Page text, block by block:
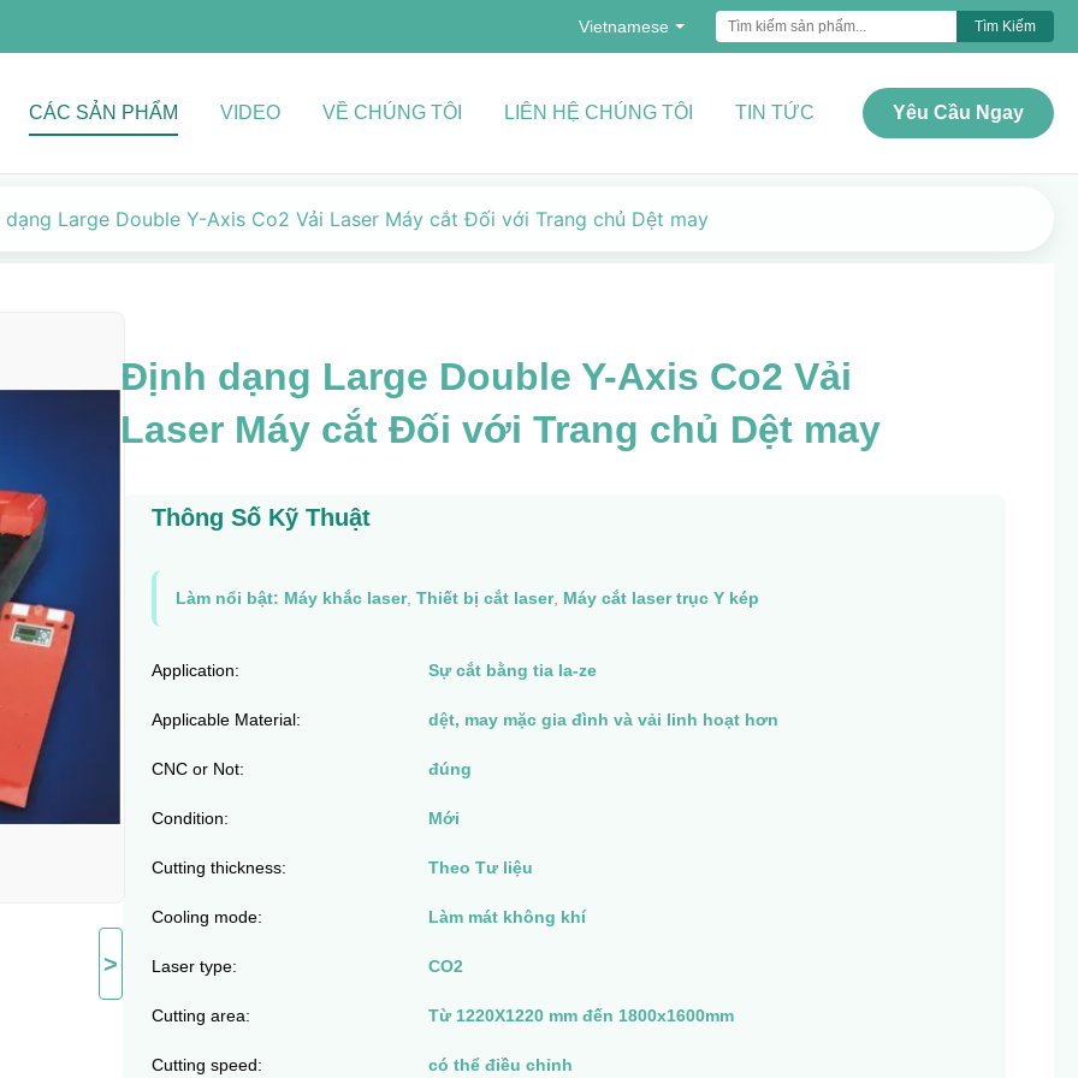
Vietnamese Tìm Kiếm
CÁC SẢN PHẨM VIDEO VỀ CHÚNG TÔI LIÊN HỆ CHÚNG TÔI TIN TỨC Yêu Cầu Ngay
Large Double Y-Axis Co2 Vải Laser Máy cắt Đối với Trang chủ Dệt may
>
Định dạng Large Double Y-Axis Co2 Vải
Laser Máy cắt Đối với Trang chủ Dệt may
Thông Số Kỹ Thuật
Làm nổi bật: Máy khắc laser, Thiết bị cắt laser, Máy cắt laser trục Y kép
Application: Sự cắt bằng tia la-ze
Applicable Material: dệt, may mặc gia đình và vải linh hoạt hơn
CNC or Not: đúng
Condition: Mới
Cutting thickness: Theo Tư liệu
Cooling mode: Làm mát không khí
Laser type: CO2
Cutting area: Từ 1220X1220 mm đến 1800x1600mm
Cutting speed: có thể điều chỉnh